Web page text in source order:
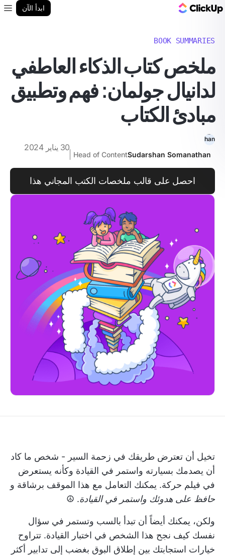
ابدأ الآن
BOOK SUMMARIES
ملخص كتاب الذكاء العاطفي
لدانيال جولمان: فهم وتطبيق
مبادئ الكتاب
Sudarshan Somanathan
Head of Content
30 يناير 2024
احصل على قالب ملخصات الكتب المجاني هذا
تخيل أن تعترض طريقك في زحمة السير - شخص ما كاد
أن يصدمك بسيارته واستمر في القيادة وكأنه يستعرض
في فيلم حركة. يمكنك التعامل مع هذا الموقف برشاقة و
حافظ على هدوئك واستمر في القيادة. ☮️
ولكن، يمكنك أيضاً أن تبدأ بالسب وتستمر في سؤال
نفسك كيف نجح هذا الشخص في اختبار القيادة. تتراوح
خيارات استجابتك بين إطلاق البوق بغضب إلى تدابير أكثر